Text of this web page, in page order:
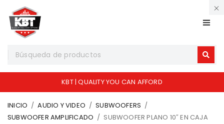
KBT | QUALITY YOU CAN AFFORD
INICIO / AUDIO Y VIDEO / SUBWOOFERS /
SUBWOOFER AMPLIFICADO / SUBWOOFER PLANO 10″ EN CAJA